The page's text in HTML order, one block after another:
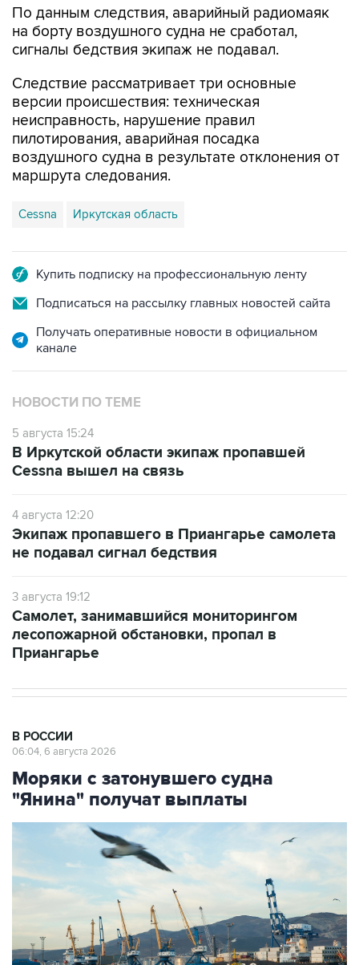
По данным следствия, аварийный радиомаяк
на борту воздушного судна не сработал,
сигналы бедствия экипаж не подавал.
Следствие рассматривает три основные
версии происшествия: техническая
неисправность, нарушение правил
пилотирования, аварийная посадка
воздушного судна в результате отклонения от
маршрута следования.
Cessna Иркутская область
Купить подписку на профессиональную ленту
Подписаться на рассылку главных новостей сайта
Получать оперативные новости в официальном
канале
НОВОСТИ ПО ТЕМЕ
5 августа 15:24
В Иркутской области экипаж пропавшей
Cessna вышел на связь
4 августа 12:20
Экипаж пропавшего в Приангарье самолета
не подавал сигнал бедствия
3 августа 19:12
Самолет, занимавшийся мониторингом
лесопожарной обстановки, пропал в
Приангарье
В РОССИИ
06:04, 6 августа 2026
Моряки с затонувшего судна
"Янина" получат выплаты